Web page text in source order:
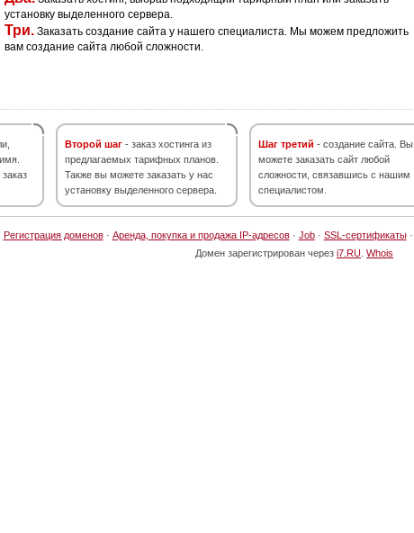
установку выделенного сервера.
Три. Заказать создание сайта у нашего специалиста. Мы можем предложить
вам создание сайта любой сложности.
Второй шаг - заказ хостинга из
предлагаемых тарифных планов.
Также вы можете заказать у нас
установку выделенного сервера.
Шаг третий - создание сайта. Вы
можете заказать сайт любой
сложности, связавшись с нашим
специалистом.
Регистрация доменов· Аренда, покупка и продажа IP-адресов· Job· SSL-сертификаты·
Домен зарегистрирован через i7.RU Whois